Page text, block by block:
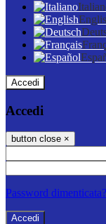
Accedi
Accedi
button close ×
Password dimenticata?